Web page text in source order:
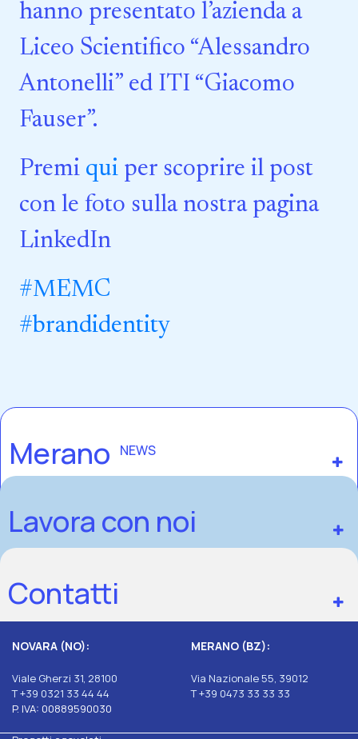
hanno presentato l’azienda a
Liceo Scientifico “Alessandro
Antonelli” ed ITI “Giacomo
Fauser”.
Premi qui per scoprire il post
con le foto sulla nostra pagina
LinkedIn
#MEMC
#brandidentity
NEWS
Merano
Lavora con noi
Contatti
NOVARA (NO):
Viale Gherzi 31, 28100
T +39 0321 33 44 44
P. IVA: 00889590030
MERANO (BZ):
Via Nazionale 55, 39012
T +39 0473 33 33 33